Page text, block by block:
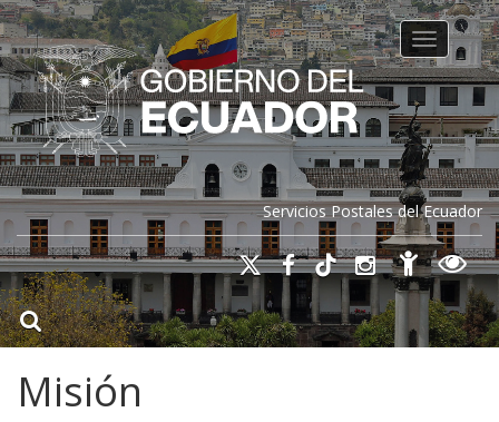
Servicios Postales del Ecuador
Toggle
Misión